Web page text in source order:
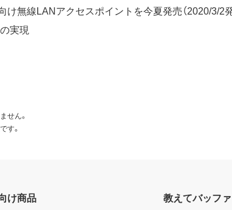
け無線LANアクセスポイントを今夏発売（2020/3/2
実現
せん。
す。
け商品 教えてバッフ